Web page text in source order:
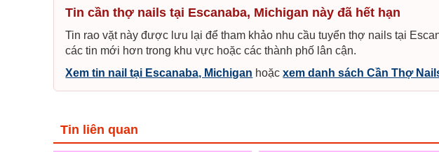
Tin cần thợ nails tại Escanaba, Michigan này đã hết hạn
Tin rao vặt này được lưu lại để tham khảo nhu cầu tuyển thợ nails tại
các tin mới hơn trong khu vực hoặc các thành phố lân cận.
Xem tin nail tại Escanaba, Michigan hoặcxem danh sách Cần Thợ
Tin liên quan